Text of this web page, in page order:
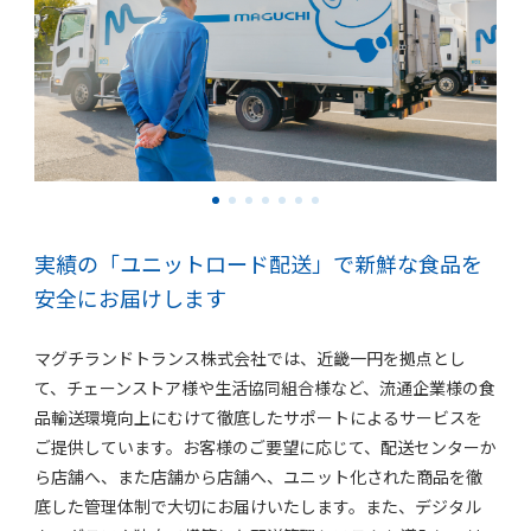
実績の「ユニットロード配送」で新鮮な食品を
安全にお届けします
マグチランドトランス株式会社では、近畿一円を拠点とし
て、チェーンストア様や生活協同組合様など、流通企業様の食
品輸送環境向上にむけて徹底したサポートによるサービスを
ご提供しています。お客様のご要望に応じて、配送センターか
ら店舗へ、また店舗から店舗へ、ユニット化された商品を徹
底した管理体制で大切にお届けいたします。また、デジタル